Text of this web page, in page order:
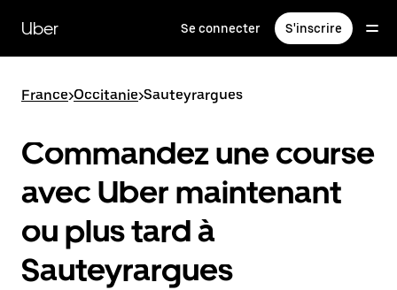
contenu
principal
Uber Se connecter S'inscrire
France>Occitanie>Sauteyrargues
Commandez une course
avec Uber maintenant
ou plus tard à
Sauteyrargues